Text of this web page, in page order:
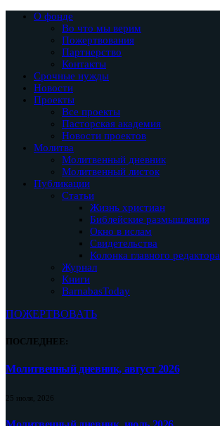
О фонде
Во что мы верим
Пожертвования
Партнерство
Контакты
Срочные нужды
Новости
Проекты
Все проекты
Пасторская академия
Новости проектов
Молитва
Молитвенный дневник
Молитвенный листок
Публикации
Статьи
Жизнь христиан
Библейские размышления
Окно в ислам
Свидетельства
Колонка главного редактора
Журнал
Книги
BarnabasToday
ПОЖЕРТВОВАТЬ
ПОСЛЕДНЕЕ:
Молитвенный дневник, август 2026
25 июля, 2026